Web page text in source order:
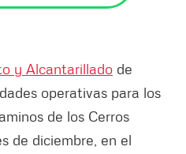
y Alcantarillado de
operativas para los
de los Cerros
de diciembre, en el